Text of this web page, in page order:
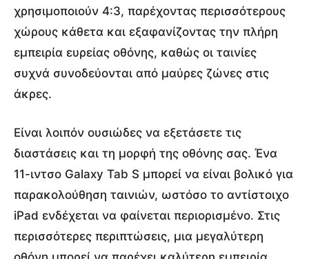
χρησιμοποιούν 4:3, παρέχοντας περισσότερους
χώρους κάθετα και εξαφανίζοντας την πλήρη
εμπειρία ευρείας οθόνης, καθώς οι ταινίες
συχνά συνοδεύονται από μαύρες ζώνες στις
άκρες.
Είναι λοιπόν ουσιώδες να εξετάσετε τις
διαστάσεις και τη μορφή της οθόνης σας. Ένα
11-ιντσο Galaxy Tab S μπορεί να είναι βολικό για
παρακολούθηση ταινιών, ωστόσο το αντίστοιχο
iPad ενδέχεται να φαίνεται περιορισμένο. Στις
περισσότερες περιπτώσεις, μια μεγαλύτερη